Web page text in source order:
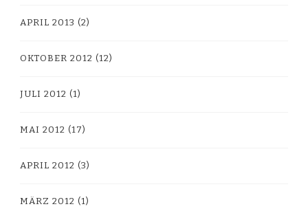
APRIL 2013 (2)
OKTOBER 2012 (12)
JULI 2012 (1)
MAI 2012 (17)
APRIL 2012 (3)
MÄRZ 2012 (1)